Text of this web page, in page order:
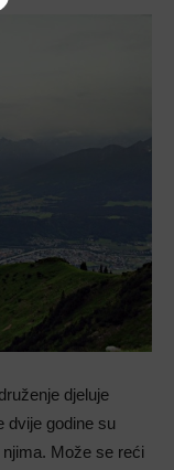
djeluje
dvije godine su
Može se reći